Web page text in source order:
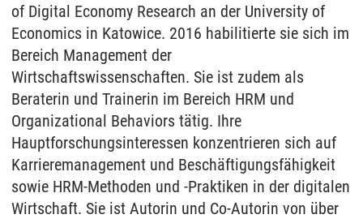
of Digital Economy Research an der University of
Economics in Katowice. 2016 habilitierte sie sich im
Bereich Management der
Wirtschaftswissenschaften. Sie ist zudem als
Beraterin und Trainerin im Bereich HRM und
Organizational Behaviors tätig. Ihre
Hauptforschungsinteressen konzentrieren sich auf
Karrieremanagement und Beschäftigungsfähigkeit
sowie HRM-Methoden und -Praktiken in der digitalen
Wirtschaft. Sie ist Autorin und Co-Autorin von über